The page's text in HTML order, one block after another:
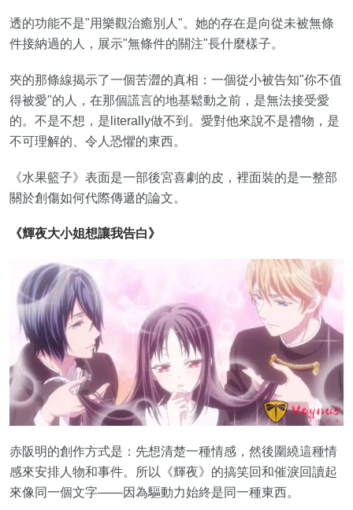
透的功能不是"用樂觀治癒別人"。她的存在是向從未被無條
件接納過的人，展示"無條件的關注"長什麼樣子。
夾的那條線揭示了一個苦澀的真相：一個從小被告知"你不值
得被愛"的人，在那個謊言的地基鬆動之前，是無法接受愛
的。不是不想，是literally做不到。愛對他來說不是禮物，是
不可理解的、令人恐懼的東西。
《水果籃子》表面是一部後宮喜劇的皮，裡面裝的是一整部
關於創傷如何代際傳遞的論文。
《輝夜大小姐想讓我告白》
赤阪明的創作方式是：先想清楚一種情感，然後圍繞這種情
感來安排人物和事件。所以《輝夜》的搞笑回和催淚回讀起
來像同一個文字——因為驅動力始終是同一種東西。